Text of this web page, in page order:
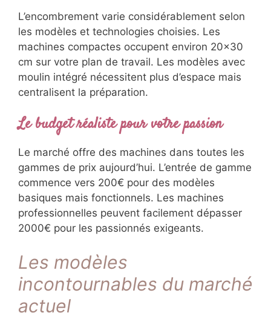
L’encombrement varie considérablement selon
les modèles et technologies choisies. Les
machines compactes occupent environ 20×30
cm sur votre plan de travail. Les modèles avec
moulin intégré nécessitent plus d’espace mais
centralisent la préparation.
Le budget réaliste pour votre passion
Le marché offre des machines dans toutes les
gammes de prix aujourd’hui. L’entrée de gamme
commence vers 200€ pour des modèles
basiques mais fonctionnels. Les machines
professionnelles peuvent facilement dépasser
2000€ pour les passionnés exigeants.
Les modèles
incontournables du marché
actuel